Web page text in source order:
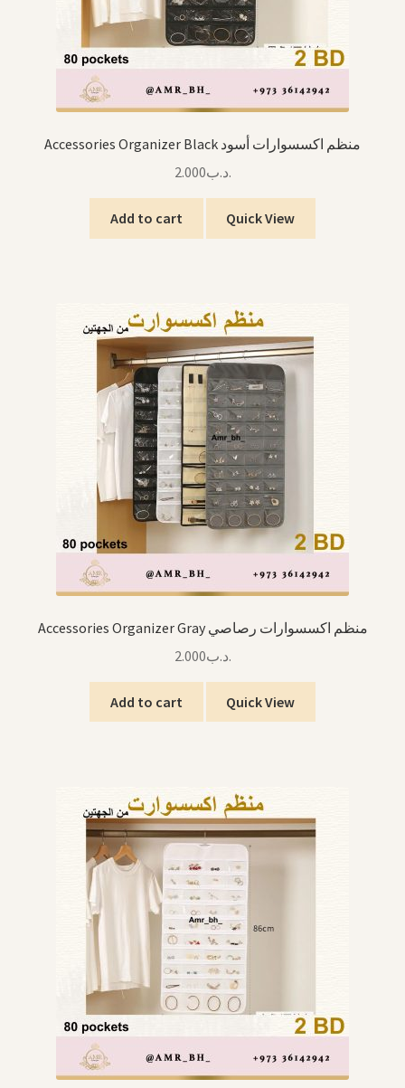
Accessories Organizer Black منظم اكسسوارات أسود
.د.ب2.000
Add to cart Quick View
Accessories Organizer Gray منظم اكسسوارات رصاصي
.د.ب2.000
Add to cart Quick View